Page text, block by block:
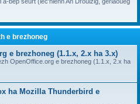
e brezhoneg
e brezhoneg (1.1.x, 2.x ha 3.x)
OpenOffice.org e brezhoneg (1.1.x, 2.x ha
ha Mozilla Thunderbird e